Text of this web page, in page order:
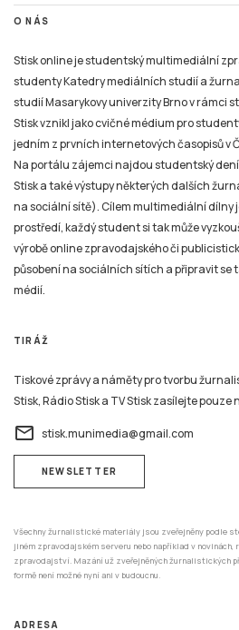
studií Masarykovy univerzity Brno v rámci
jedním z prvních internetových časopisů v
Na portálu zájemci najdou studentský deník
Stisk a také výstupy některých dalších
na sociální sítě). Cílem multimediální dílny
prostředí, každý student si tak může
výrobě online zpravodajského či
působení na sociálních sítích a připravit se
médií.
TIRÁŽ
Tiskové zprávy a náměty pro tvorbu
email stisk.munimedia@gmail.com
NEWSLETTER
Všechny žurnalistické materiály jsou zveřejněny podle
jiném zpravodajském serveru nebo například v novinách,
zpravodajství. Mazání už zveřejněných žurnalistických
formě není možné nyní ani v budoucnu.
ADRESA
Katedra mediálních studií a žurnalistiky,
Joštova 10,